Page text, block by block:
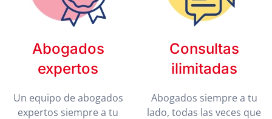
Abogados
expertos
Un equipo de abogados
expertos siempre a tu
Consultas
ilimitadas
Abogados siempre a tu
lado, todas las veces que